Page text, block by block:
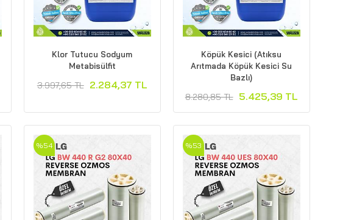
Klor Tutucu Sodyum
Metabisülfit
3.997,65 TL 2.284,37 TL
Köpük Kesici (Atıksu
Arıtmada Köpük Kesici Su
Bazlı)
8.280,85 TL 5.425,39 TL
%54 %53